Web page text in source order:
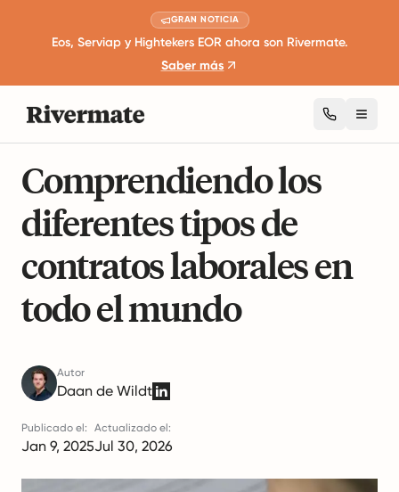
GRAN NOTICIA
Eos, Serviap y Hightekers EOR ahora son Rivermate.
Saber más
Comprendiendo los
diferentes tipos de
contratos laborales en
todo el mundo
Autor
Daan de Wildt
Publicado el:
Jan 9, 2025
Actualizado el:
Jul 30, 2026